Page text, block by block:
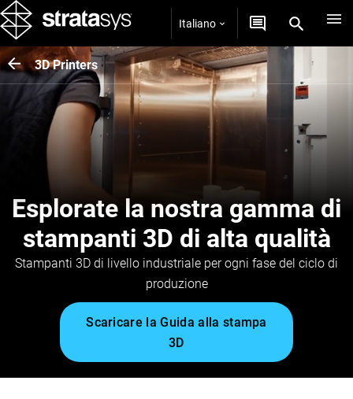
Italiano
3D Printers
Esplorate la nostra gamma di
stampanti 3D di alta qualità
Stampanti 3D di livello industriale per ogni fase del ciclo di
produzione
Scaricare la Guida alla stampa
3D